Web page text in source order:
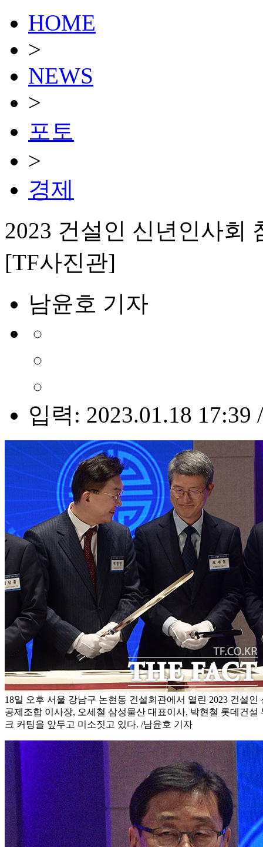
HOME
>
NEWS
>
포토
>
경제
2023 건설인 신년인사회
[TF사진관]
남윤호 기자
입력: 2023.01.18 17:39
18일 오후 서울 강남구 논현동 건설회관에서 열린 2023 건설
공제조합 이사장, 오세철 삼성물산 대표이사, 박현철 롯데건설
크 커팅을 앞두고 미소짓고 있다. /남윤호 기자